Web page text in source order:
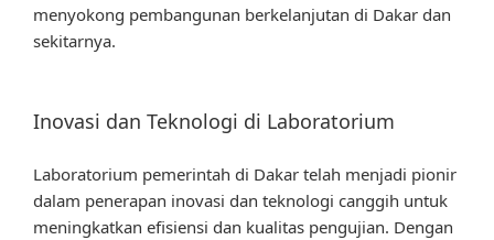
menyokong pembangunan berkelanjutan di Dakar dan
sekitarnya.
Inovasi dan Teknologi di Laboratorium
Laboratorium pemerintah di Dakar telah menjadi pionir
dalam penerapan inovasi dan teknologi canggih untuk
meningkatkan efisiensi dan kualitas pengujian. Dengan